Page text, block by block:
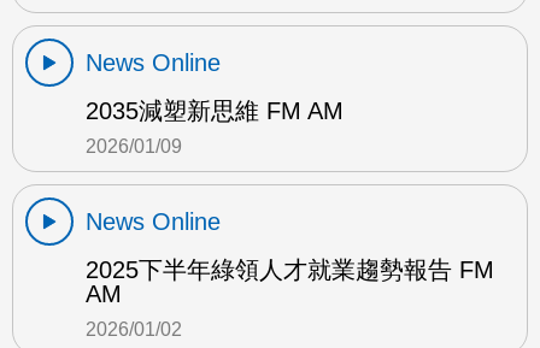
News Online
2035減塑新思維 FM AM
2026/01/09
News Online
2025下半年綠領人才就業趨勢報告 FM
AM
2026/01/02